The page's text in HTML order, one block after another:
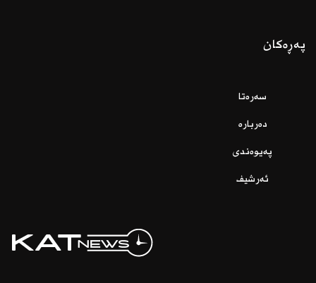
پەڕەکان
سەرەتا
دەربارە
پەیوەندی
ئەرشیف